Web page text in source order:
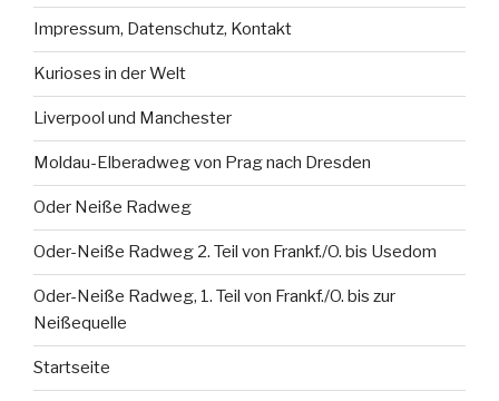
Impressum, Datenschutz, Kontakt
Kurioses in der Welt
Liverpool und Manchester
Moldau-Elberadweg von Prag nach Dresden
Oder Neiße Radweg
Oder-Neiße Radweg 2. Teil von Frankf./O. bis Usedom
Oder-Neiße Radweg, 1. Teil von Frankf./O. bis zur
Neißequelle
Startseite